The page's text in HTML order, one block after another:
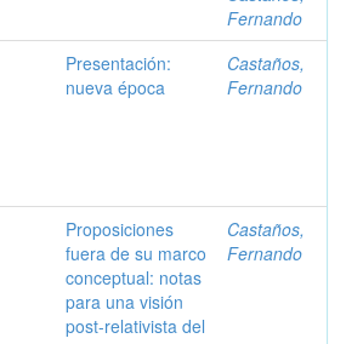
Fernando
Presentación:
nueva época
Castaños,
Fernando
Proposiciones
fuera de su marco
conceptual: notas
para una visión
post-relativista del
Castaños,
Fernando